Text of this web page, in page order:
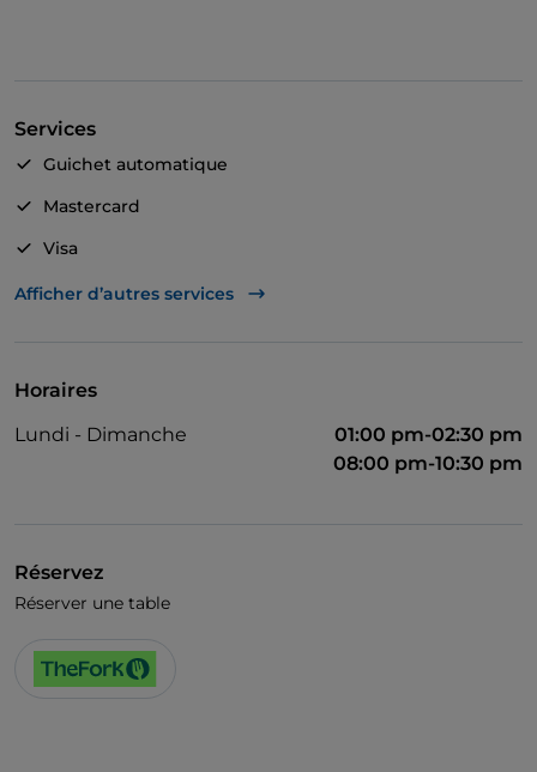
Services
Guichet automatique
Mastercard
Visa
Accès handicapés
Afficher d’autres services
Horaires
Lundi - Dimanche
01:00 pm-02:30 pm
08:00 pm-10:30 pm
Réservez
Réserver une table